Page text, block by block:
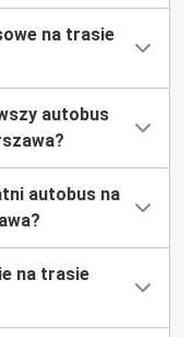
na trasie
autobus
autobus na
na trasie